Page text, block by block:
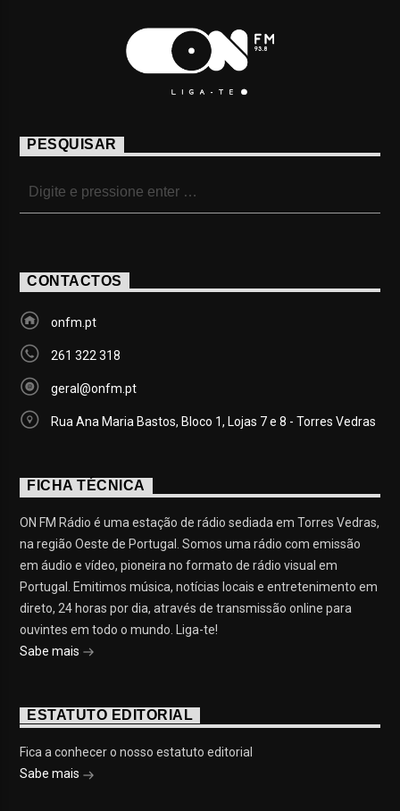
PESQUISAR
CONTACTOS
onfm.pt
261 322 318
geral@onfm.pt
Rua Ana Maria Bastos, Bloco 1, Lojas 7 e 8 - Torres Vedras
FICHA TÉCNICA
ON FM Rádio é uma estação de rádio sediada em Torres Vedras,
na região Oeste de Portugal. Somos uma rádio com emissão
em áudio e vídeo, pioneira no formato de rádio visual em
Portugal. Emitimos música, notícias locais e entretenimento em
direto, 24 horas por dia, através de transmissão online para
ouvintes em todo o mundo. Liga-te!
Sabe mais
ESTATUTO EDITORIAL
Fica a conhecer o nosso estatuto editorial
Sabe mais